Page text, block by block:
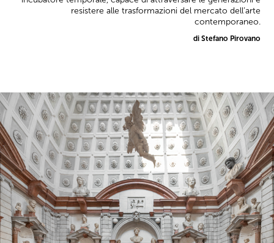
resistere alle trasformazioni del mercato dell’arte
contemporaneo.
di Stefano Pirovano